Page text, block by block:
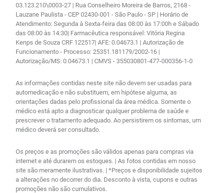
03.123.210\0003-27 | Rua Conselheiro Moreira de Barros, 2168 -
Lauzane Paulista - CEP 02430-001 - São Paulo - SP | Horário de
Atendimento: Segunda à Sexta-feira das 08:00 às 17:00h e Sábado
das 08:00 às 14:30| Farmacêutica responsável: Vitória Regina
Kenps de Souza CRF 122517| AFE: 0.04673.1 | Autorização de
Funcionamento - Processo: 25351.181179/2002-16 |
Autorização/MS: 0.04673.1 | CMVS - 355030801-477-000356-1-0
As informações contidas neste site não devem ser usadas para
automedicação e não substituem, em hipótese alguma, as
orientações dadas pelo profissional da área médica. Somente o
médico está apto a diagnosticar qualquer problema de saúde e
prescrever o tratamento adequado. Ao persistirem os sintomas, um
médico deverá ser consultado.
Os preços e as promoções são válidos apenas para compras via
internet e até durarem os estoques. | As fotos contidas em nosso
site são meramente ilustrativas. | *Preços e disponibilidade sujeitos
a alterações no decorrer do dia. Desconto à vista, cupons e outras
promoções não são cumulativos.